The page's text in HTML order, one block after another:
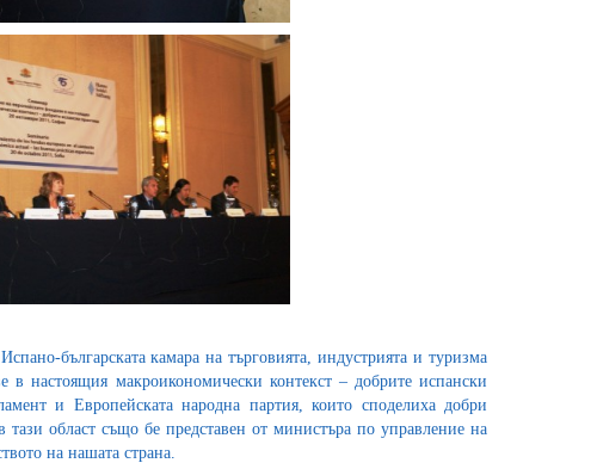
българската камара на търговията, индустрията и туризма
в настоящия макроикономически контекст – добрите испански
и Европейската народна партия, които споделиха добри
област също бе представен от министъра по управление на
на нашата страна.